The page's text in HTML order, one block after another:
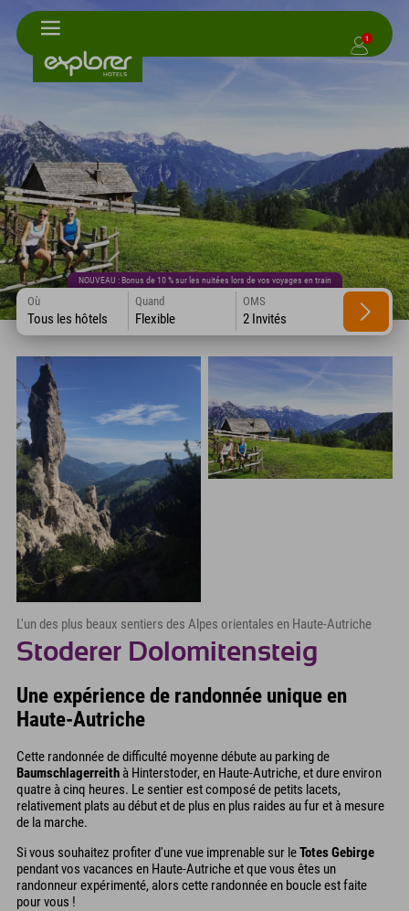
1
NOUVEAU : Bonus de 10 % sur les nuitées lors de vos voyages en train
Où
Tous les hôtels
Quand
Flexible
OMS
2 Invités
L'un des plus beaux sentiers des Alpes orientales en Haute-Autriche
Stoderer Dolomitensteig
Une expérience de randonnée unique en
Haute-Autriche
Cette randonnée de difficulté moyenne débute au parking de
Baumschlagerreith à Hinterstoder, en Haute-Autriche, et dure environ
quatre à cinq heures. Le sentier est composé de petits lacets,
relativement plats au début et de plus en plus raides au fur et à mesure
de la marche.
Si vous souhaitez profiter d'une vue imprenable sur leTotes Gebirge
pendant vos vacances en Haute-Autriche et que vous êtes un
randonneur expérimenté, alors cette randonnée en boucle est faite
pour vous !